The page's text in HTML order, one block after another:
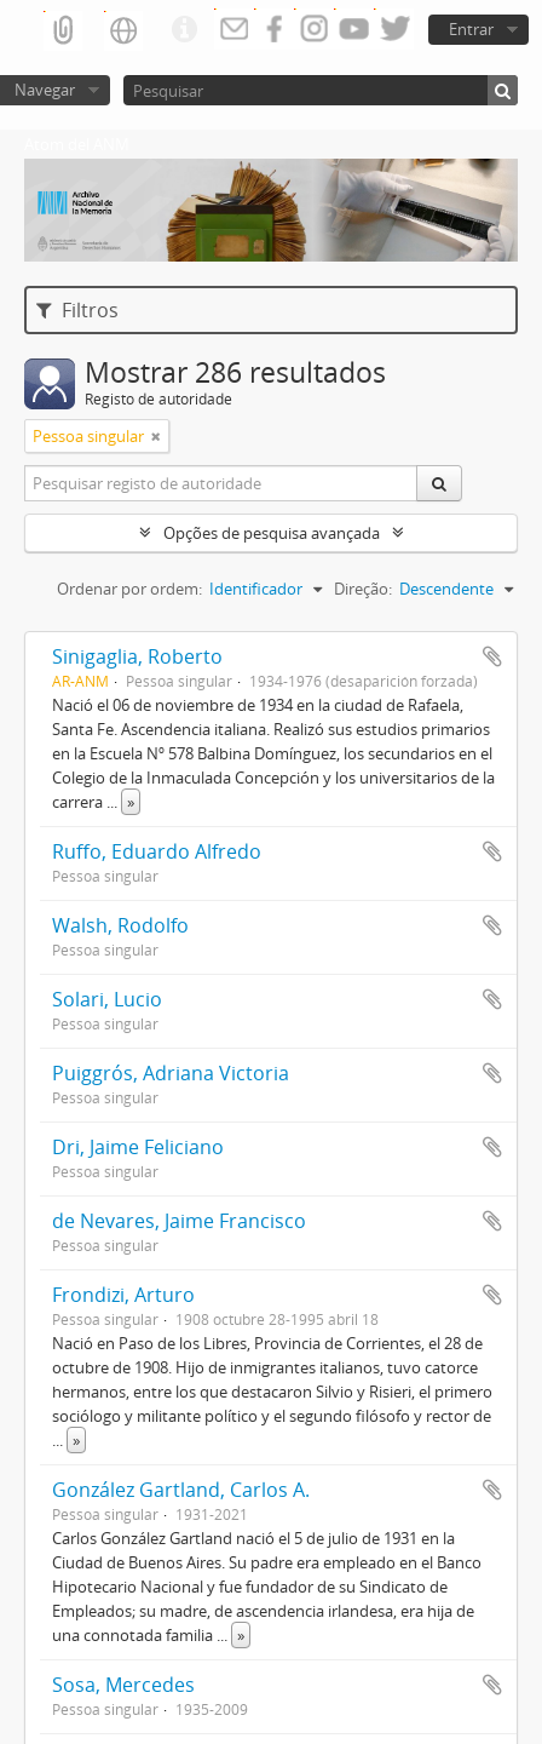
Entrar
Navegar
Filtros
Mostrar 286 resultados
Registo de autoridade
Pessoa singular
Opções de pesquisa avançada
Ordenar por ordem: Identificador Direção: Descendente
Sinigaglia, Roberto
AR-ANM Pessoa singular 1934-1976 (desaparición forzada)
Nació el 06 de noviembre de 1934 en la ciudad de Rafaela,
Santa Fe. Ascendencia italiana. Realizó sus estudios primarios
en la Escuela Nº 578 Balbina Domínguez, los secundarios en el
Colegio de la Inmaculada Concepción y los universitarios de la
carrera ... »
Ruffo, Eduardo Alfredo
Pessoa singular
Walsh, Rodolfo
Pessoa singular
Solari, Lucio
Pessoa singular
Puiggrós, Adriana Victoria
Pessoa singular
Dri, Jaime Feliciano
Pessoa singular
de Nevares, Jaime Francisco
Pessoa singular
Frondizi, Arturo
Pessoa singular 1908 octubre 28-1995 abril 18
Nació en Paso de los Libres, Provincia de Corrientes, el 28 de
octubre de 1908. Hijo de inmigrantes italianos, tuvo catorce
hermanos, entre los que destacaron Silvio y Risieri, el primero
sociólogo y militante político y el segundo filósofo y rector de
... »
González Gartland, Carlos A.
Pessoa singular 1931-2021
Carlos González Gartland nació el 5 de julio de 1931 en la
Ciudad de Buenos Aires. Su padre era empleado en el Banco
Hipotecario Nacional y fue fundador de su Sindicato de
Empleados; su madre, de ascendencia irlandesa, era hija de
una connotada familia ... »
Sosa, Mercedes
Pessoa singular 1935-2009